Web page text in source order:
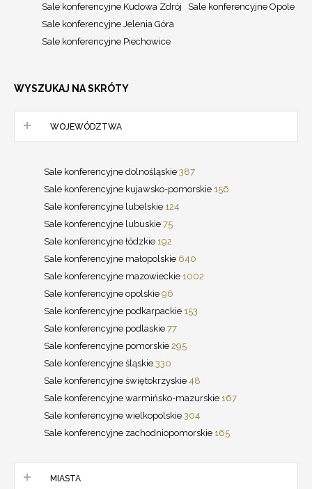
Sale konferencyjne Kudowa Zdrój
Sale konferencyjne Opole
Sale konferencyjne Jelenia Góra
Sale konferencyjne Piechowice
WYSZUKAJ NA SKRÓTY
WOJEWÓDZTWA
Sale konferencyjne dolnośląskie 387
Sale konferencyjne kujawsko-pomorskie 156
Sale konferencyjne lubelskie 124
Sale konferencyjne lubuskie 75
Sale konferencyjne łódzkie 192
Sale konferencyjne małopolskie 640
Sale konferencyjne mazowieckie 1002
Sale konferencyjne opolskie 96
Sale konferencyjne podkarpackie 153
Sale konferencyjne podlaskie 77
Sale konferencyjne pomorskie 295
Sale konferencyjne śląskie 330
Sale konferencyjne świętokrzyskie 48
Sale konferencyjne warmińsko-mazurskie 167
Sale konferencyjne wielkopolskie 304
Sale konferencyjne zachodniopomorskie 165
MIASTA